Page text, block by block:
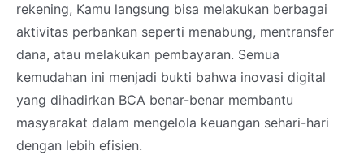
rekening, Kamu langsung bisa melakukan berbagai
aktivitas perbankan seperti menabung, mentransfer
dana, atau melakukan pembayaran. Semua
kemudahan ini menjadi bukti bahwa inovasi digital
yang dihadirkan BCA benar-benar membantu
masyarakat dalam mengelola keuangan sehari-hari
dengan lebih efisien.